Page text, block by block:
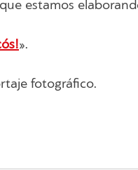
estamos
».
fotográfico.